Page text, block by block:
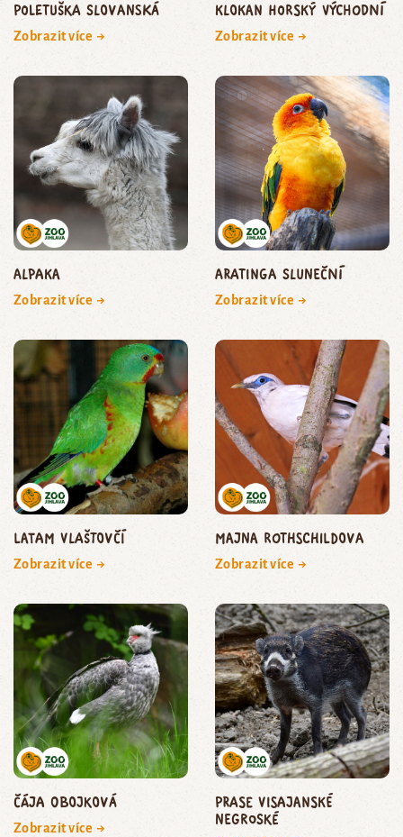
Poletuška slovanská
Zobrazit více →
Klokan horský východní
Zobrazit více →
Alpaka
Zobrazit více →
aratinga sluneční
Zobrazit více →
Latam vlaštovčí
Zobrazit více →
majna Rothschildova
Zobrazit více →
čája obojková
Zobrazit více →
prase visajanské
negroské